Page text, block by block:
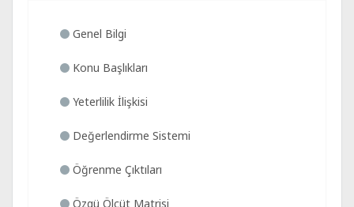
Genel Bilgi
Konu Başlıkları
Yeterlilik İlişkisi
Değerlendirme Sistemi
Öğrenme Çıktıları
Özgü Ölçüt Matrisi